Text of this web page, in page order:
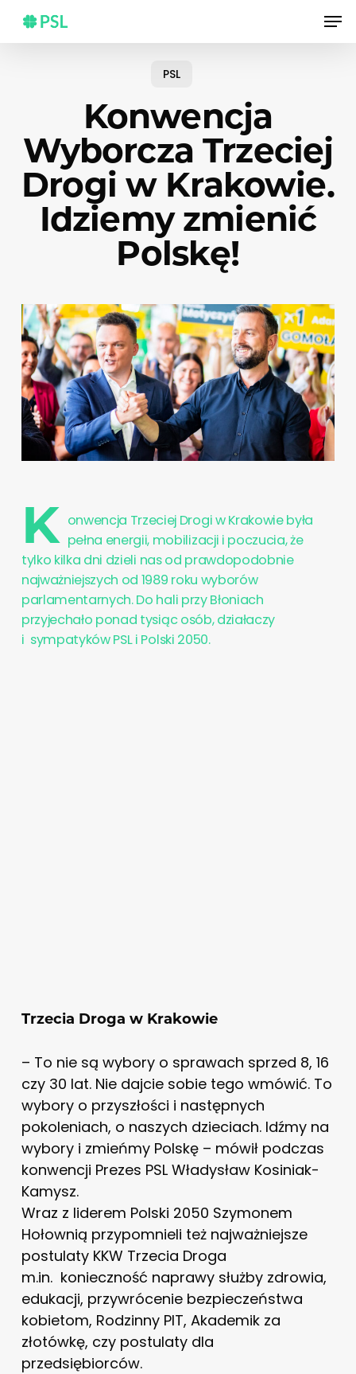
main
PSL
Konwencja
Wyborcza Trzeciej
Drogi w Krakowie.
Idziemy zmienić
Polskę!
K onwencja Trzeciej Drogi w Krakowie była
pełna energii, mobilizacji i poczucia, że
tylko kilka dni dzieli nas od prawdopodobnie
najważniejszych od 1989 roku wyborów
parlamentarnych. Do hali przy Błoniach
przyjechało ponad tysiąc osób, działaczy
i sympatyków PSL i Polski 2050.
Trzecia Droga w Krakowie
– To nie są wybory o sprawach sprzed 8, 16
czy 30 lat. Nie dajcie sobie tego wmówić. To
wybory o przyszłości i następnych
pokoleniach, o naszych dzieciach. Idźmy na
wybory i zmieńmy Polskę – mówił podczas
konwencji Prezes PSL Władysław Kosiniak-
Kamysz.
Wraz z liderem Polski 2050 Szymonem
Hołownią przypomnieli też najważniejsze
postulaty KKW Trzecia Droga
m.in. konieczność naprawy służby zdrowia,
edukacji, przywrócenie bezpieczeństwa
kobietom, Rodzinny PIT, Akademik za
złotówkę, czy postulaty dla
przedsiębiorców.